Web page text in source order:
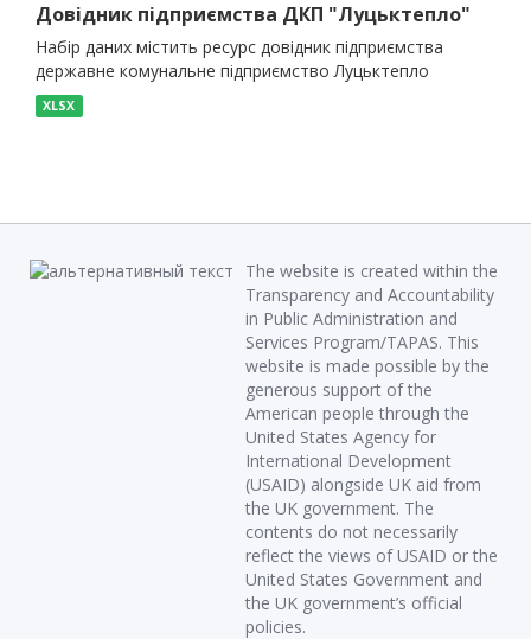
Довідник підприємства ДКП "Луцьктепло"
Набір даних містить ресурс довідник підприємства
державне комунальне підприємство Луцьктепло
XLSX
The website is created within the
Transparency and Accountability
in Public Administration and
Services Program/TAPAS. This
website is made possible by the
generous support of the
American people through the
United States Agency for
International Development
(USAID) alongside UK aid from
the UK government. The
contents do not necessarily
reflect the views of USAID or the
United States Government and
the UK government’s official
policies.